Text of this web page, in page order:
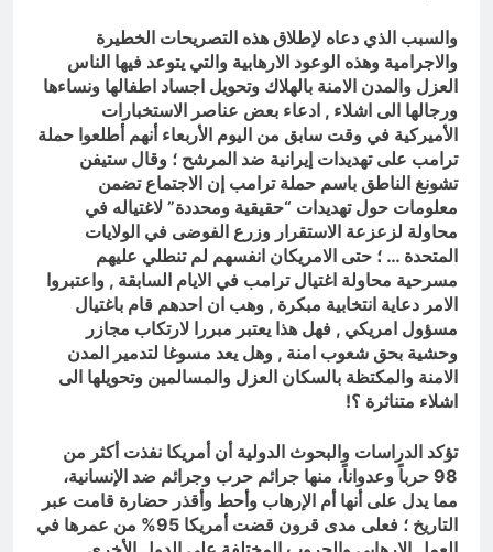
والسبب الذي دعاه لإطلاق هذه التصريحات الخطيرة
والاجرامية وهذه الوعود الارهابية والتي يتوعد فيها الناس
العزل والمدن الامنة بالهلاك وتحويل اجساد اطفالها ونساءها
ورجالها الى اشلاء , ادعاء بعض عناصر الاستخبارات
الأميركية في وقت سابق من اليوم الأربعاء أنهم أطلعوا حملة
ترامب على تهديدات إيرانية ضد المرشح ؛ وقال ستيفن
تشونغ الناطق باسم حملة ترامب إن الاجتماع تضمن
معلومات حول تهديدات “حقيقية ومحددة” لاغتياله في
محاولة لزعزعة الاستقرار وزرع الفوضى في الولايات
المتحدة … ؛ حتى الامريكان انفسهم لم تنطلي عليهم
مسرحية محاولة اغتيال ترامب في الايام السابقة , واعتبروا
الامر دعاية انتخابية مبكرة , وهب ان احدهم قام باغتيال
مسؤول امريكي , فهل هذا يعتبر مبررا لارتكاب مجازر
وحشية بحق شعوب امنة , وهل يعد مسوغا لتدمير المدن
الامنة والمكتظة بالسكان العزل والمسالمين وتحويلها الى
اشلاء متناثرة ؟!
تؤكد الدراسات والبحوث الدولية أن أمريكا نفذت أكثر من
98 حرباً وعدواناً، منها جرائم حرب وجرائم ضد الإنسانية،
مما يدل على أنها أم الإرهاب وأحط وأقذر حضارة قامت عبر
التاريخ ؛ فعلى مدى قرون قضت أمريكا 95% من عمرها في